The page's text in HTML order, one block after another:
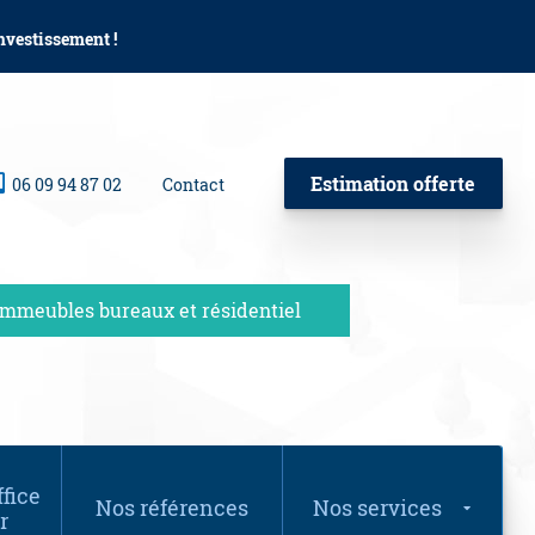
!
06 09 94 87 02 Contact Estimation offerte
bureaux et résidentiel
Nos références Nos services